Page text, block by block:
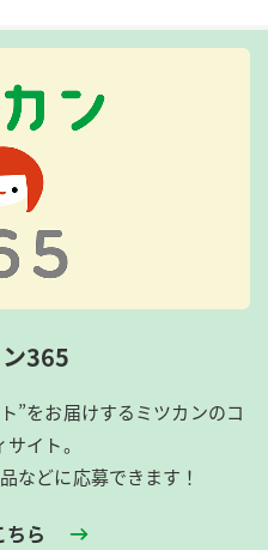
365
”をお届けするミツカンのコ
イト。
などに応募できます！
ら